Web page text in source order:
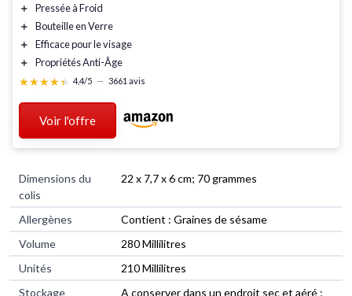
＋
Pressée à Froid
＋
Bouteille en Verre
＋
Efficace pour levisage
＋
PropriétésAnti-Âge
★★★★★
★★★★★ 4,4/5 — 3661 avis
Voir l'offre
Dimensions du
colis
‎22 x 7,7 x 6 cm; 70 grammes
Allergènes
‎Contient : Graines de sésame
Volume
‎280 Millilitres
Unités
‎210 Millilitres
Stockage
‎A conserver dans un endroit sec et aéré ;